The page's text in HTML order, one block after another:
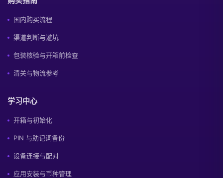
国内购买流程
渠道判断与避坑
包装核验与开箱前检查
清关与物流参考
学习中心
开箱与初始化
PIN 与助记词备份
设备连接与配对
应用安装与币种管理